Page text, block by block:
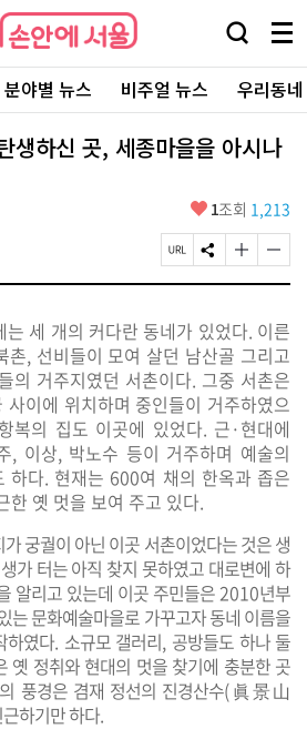
검
창
열
기
메
뉴
전
체
보
기
분야별 뉴스 비주얼 뉴스 우리동
생하신 곳, 세종마을을 아시나
좋
요
1조회 1,213
페
이
R
L
복
사
S
N
유
하
기
글
자
크
게
변
경
하
기
글
자
작
게
변
경
하
기
세 개의 커다란 동네가 있었다. 이른
촌, 선비들이 모여 살던 남산골 그리고
의 거주지였던 서촌이다. 그중 서촌은
사이에 위치하며 중인들이 거주하였으
복의 집도 이곳에 있었다. 근·현대에
, 이상, 박노수 등이 거주하며 예술의
하다. 현재는 600여 채의 한옥과 좁은
한 옛 멋을 보여 주고 있다.
궁궐이 아닌 이곳 서촌이었다는 것은 생
가 터는 아직 찾지 못하였고 대로변에 하
알리고 있는데 이곳 주민들은 2010년부
는 문화예술마을로 가꾸고자 동네 이름을
하였다. 소규모 갤러리, 공방들도 하나 둘
옛 정취와 현대의 멋을 찾기에 충분한 곳
풍경은 겸재 정선의 진경산수(眞景山
하기만 하다.